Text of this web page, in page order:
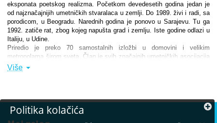
eksponata poetskog realizma. Početkom devedesetih godina jedan je
od najznačajnijih umetničkih stvaralaca u zemlji. Do 1989. živi i radi, sa
porodicom, u Beogradu. Narednih godina je ponovo u Sarajevu. Tu ga
1992. zatiče rat, zbog kojeg napušta grad i zemlju. Iste godine odlazi u
Italiju, u Udine.
Priredio je preko 70 samostalnih izložbi u domovini i velikim
metropolama širom sveta. Član je svih značajnih umetničkih asocijacija
u Evropi, takođe je član ULUBiH-a. Za svoj rad je dobio preko 20
galerijama i privatnim kolekcijama.
Živeo i radio u Beogradu do 1989. godine, a potom u Sarajevu do 1992.
Više
Politika kolačića